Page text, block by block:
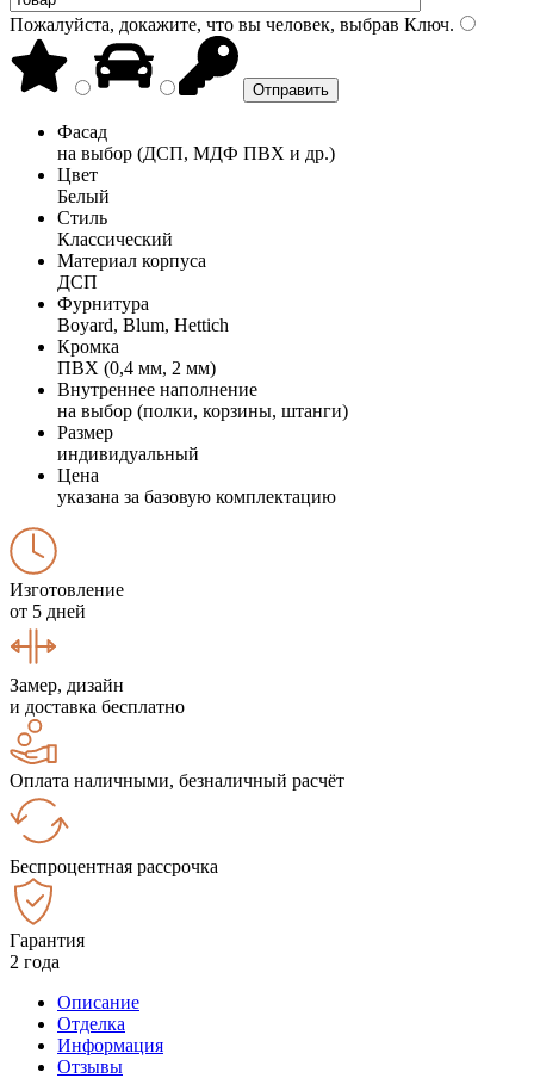
Пожалуйста, докажите, что вы человек, выбрав Ключ.
Фасад
на выбор (ДСП, МДФ ПВХ и др.)
Цвет
Белый
Стиль
Классический
Материал корпуса
ДСП
Фурнитура
Boyard, Blum, Hettich
Кромка
ПВХ (0,4 мм, 2 мм)
Внутреннее наполнение
на выбор (полки, корзины, штанги)
Размер
индивидуальный
Цена
указана за базовую комплектацию
Изготовление
от 5 дней
Замер, дизайн
и доставка бесплатно
Оплата наличными, безналичный расчёт
Беспроцентная рассрочка
Гарантия
2 года
Описание
Отделка
Информация
Отзывы